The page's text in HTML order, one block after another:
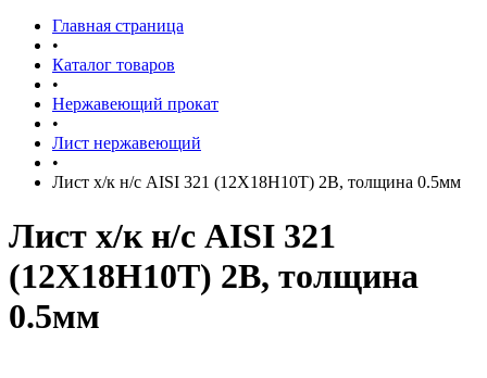
Главная страница
•
Каталог товаров
•
Нержавеющий прокат
•
Лист нержавеющий
•
Лист х/к н/с AISI 321 (12Х18Н10T) 2B, толщина 0.5мм
Лист х/к н/с AISI 321
(12Х18Н10T) 2B, толщина
0.5мм